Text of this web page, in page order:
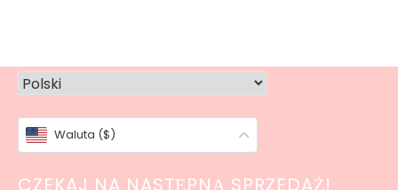
wariantów.
Opcje
można
wybrać
wiele
na
Waluta ($)
CZEKAJ NA NASTĘPNĄ SPRZEDAŻ!